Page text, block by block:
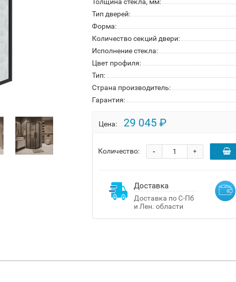
Тип дверей:
Форма:
Количество секций двери:
Исполнение стекла:
Цвет профиля:
Тип:
Страна производитель:
Гарантия:
Цена: 29 045 ₽
Количество: +
-
Доставка
Доставка по С-Пб
и Лен. области